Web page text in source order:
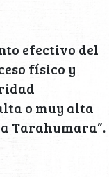
efectivo del
físico y
o muy alta
Tarahumara”.